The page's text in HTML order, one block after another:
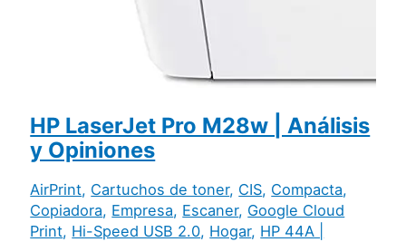
HP LaserJet Pro M28w | Análisis
y Opiniones
AirPrint, Cartuchos de toner, CIS, Compacta,
Copiadora, Empresa, Escaner, Google Cloud
Print, Hi-Speed USB 2.0, Hogar, HP 44A |